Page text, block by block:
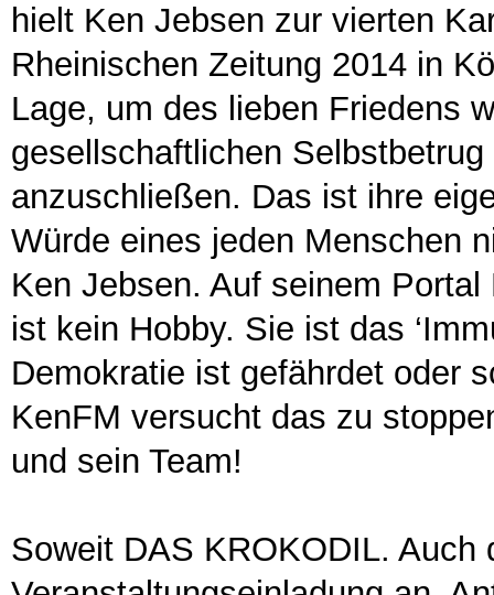
hielt Ken Jebsen zur vierten
Rheinischen Zeitung 2014 in
Lage, um des lieben Friedens
gesellschaftlichen
anzuschließen. Das ist ihre
Würde eines jeden Menschen
Ken Jebsen. Auf seinem
ist kein Hobby. Sie ist das
Demokratie ist gefährdet oder
KenFM versucht das zu
und sein Team!
Soweit DAS KROKODIL.